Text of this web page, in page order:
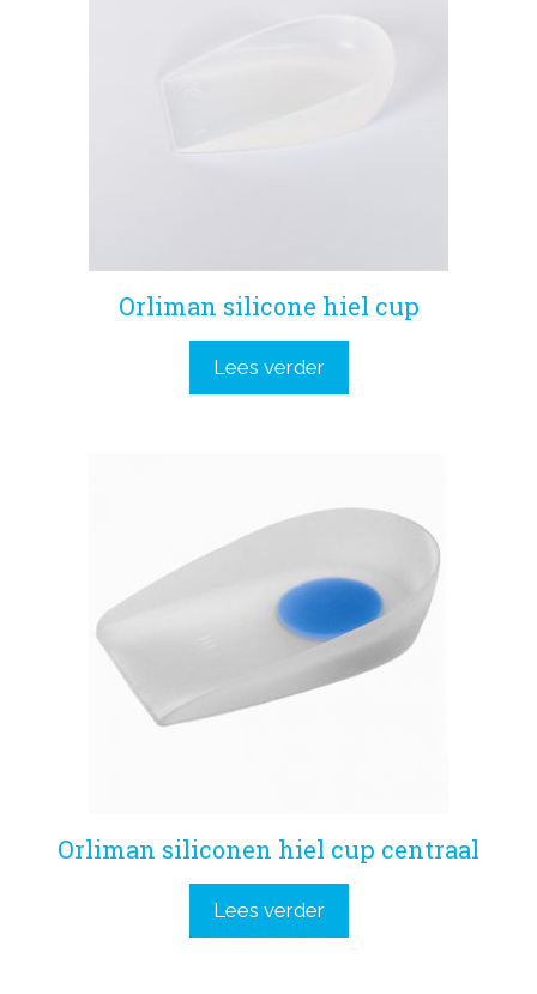
Orliman silicone hiel cup
Lees verder
Orliman siliconen hiel cup centraal
Lees verder